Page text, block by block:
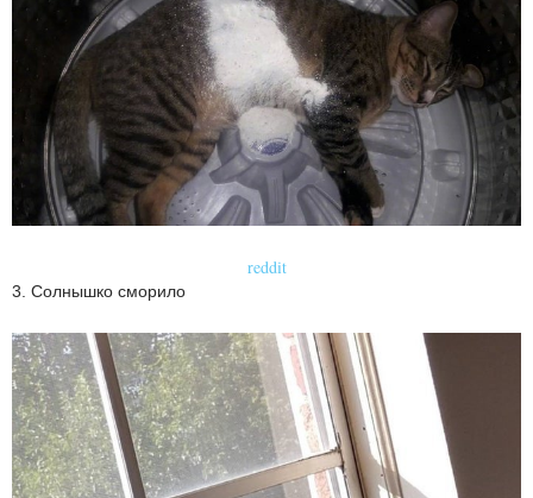
reddit
3. Солнышко сморило